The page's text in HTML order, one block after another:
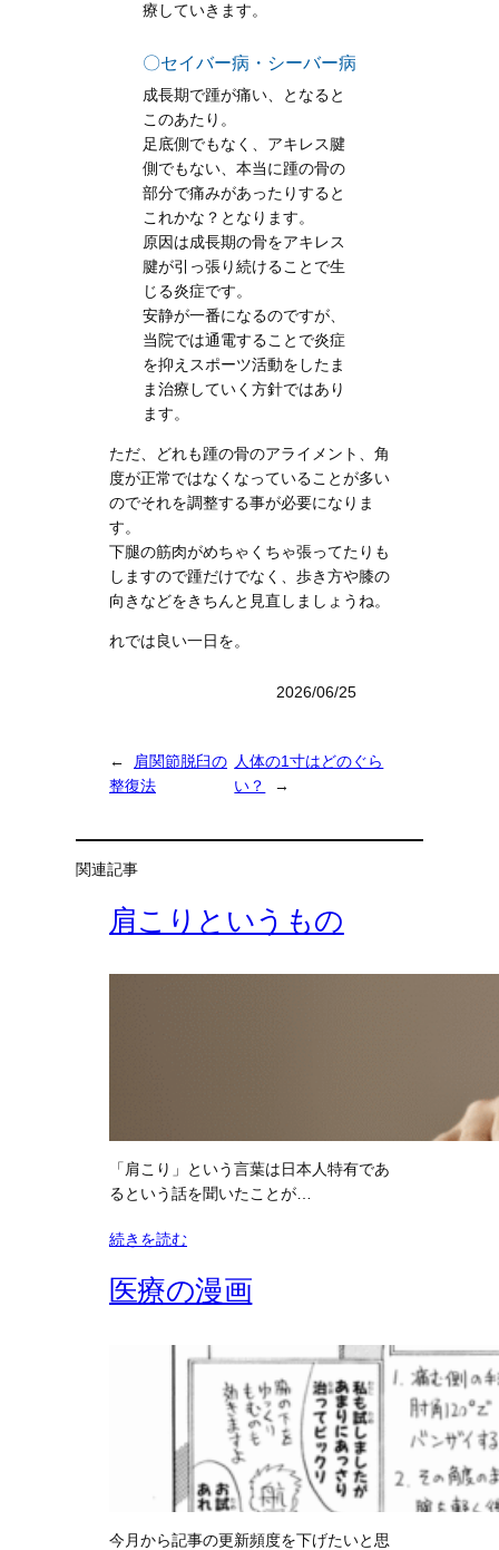
療していきます。
〇セイバー病・シーバー病
成長期で踵が痛い、となると
このあたり。
足底側でもなく、アキレス腱
側でもない、本当に踵の骨の
部分で痛みがあったりすると
これかな？となります。
原因は成長期の骨をアキレス
腱が引っ張り続けることで生
じる炎症です。
安静が一番になるのですが、
当院では通電することで炎症
を抑えスポーツ活動をしたま
ま治療していく方針ではあり
ます。
ただ、どれも踵の骨のアライメント、角
度が正常ではなくなっていることが多い
のでそれを調整する事が必要になりま
す。
下腿の筋肉がめちゃくちゃ張ってたりも
しますので踵だけでなく、歩き方や膝の
向きなどをきちんと見直しましょうね。
れでは良い一日を。
2026/06/25
←
肩関節脱臼の
整復法
人体の1寸はどのぐら
い？
→
関連記事
肩こりというもの
「肩こり」という言葉は日本人特有であ
るという話を聞いたことが…
続きを読む
医療の漫画
今月から記事の更新頻度を下げたいと思